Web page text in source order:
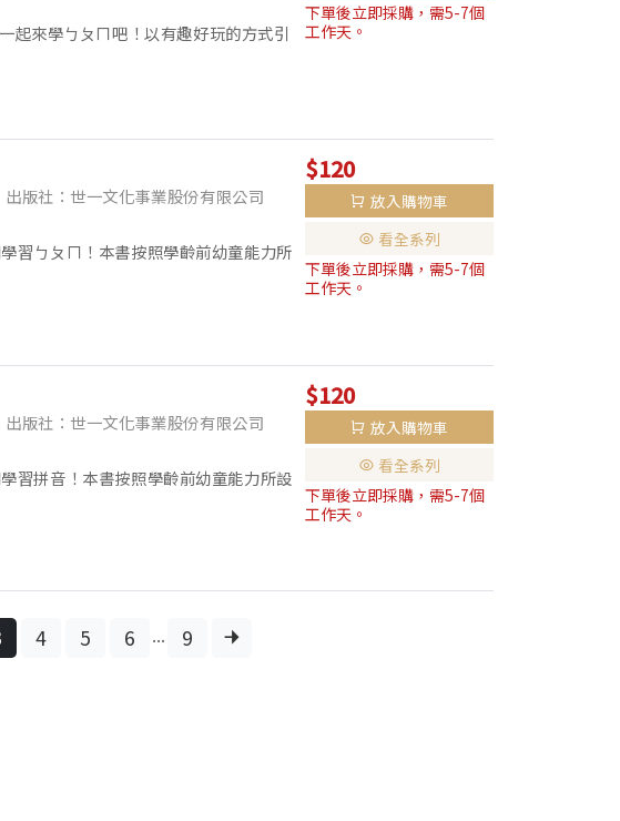
起來學ㄅㄆㄇ吧！以有趣好玩的方式引
下單後立即採購，需5-7個
工作天。
出版社：世一文化事業股份有限公司
習ㄅㄆㄇ！本書按照學齡前幼童能力所
$120
放入購物車
看全系列
下單後立即採購，需5-7個
工作天。
出版社：世一文化事業股份有限公司
習拼音！本書按照學齡前幼童能力所設
$120
放入購物車
看全系列
下單後立即採購，需5-7個
工作天。
4 5 6 ... 9